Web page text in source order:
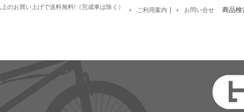
お買い上げで送料無料!（完成車は除く） ご利用案内 ｜ お問い合せ 商品検